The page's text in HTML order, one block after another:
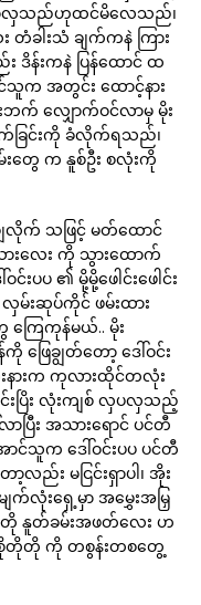
ာလှသည်ဟုထင်မိလေသည်၊
တံခါးသံ ချက်ကနဲ ကြား
ဒိန်းကနဲ ပြန်ထောင် ထ
သူက အတွင်း ထောင့်နား
ဘက် လျှောက်ဝင်လာမှ မိုး
ခြင်းကို ခံလိုက်ရသည်၊
တွေ က နူစ်ဦး စလုံးကို
လိုက် သဖြင့် မတ်ထောင်
ားလေး ကို သွားထောက်
ပပ ၏ မို့မို့ဖေါင်းဖေါင်း
မ်းဆုပ်ကိုင် ဖမ်းထား
ကြေကုန်မယ်.. မိုး
ဖြေချွတ်တော့ ဒေါ်ဝင်း
းနားက ကုလားထိုင်တလုံး
းပြိး လုံးကျစ် လှပလှသည့်
ာပြီး အသားရောင် ပင်တီ
ာင်သူက ဒေါ်ဝင်းပပ ပင်တီ
ည်း မငြင်းရှာပါ၊ အိုး
လုံးရှေ့မှာ အမွှေးအမြှ
တို နူတ်ခမ်းအဖတ်လေး ဟ
း စိုတိုတို ကို တစွန်းတစတွေ့